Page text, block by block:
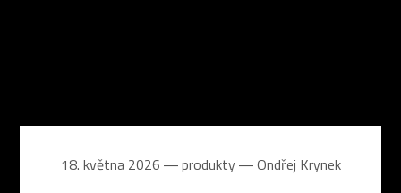
18. května 2026 ― produkty ―Ondřej Krynek